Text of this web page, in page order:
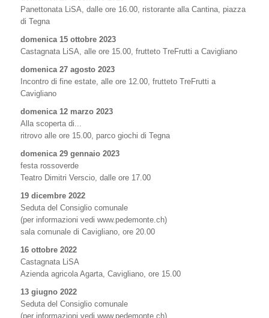
Panettonata LiSA, dalle ore 16.00, ristorante alla Cantina, piazza
di Tegna
domenica 15 ottobre 2023
Castagnata LiSA, alle ore 15.00, frutteto TreFrutti a Cavigliano
domenica 27 agosto 2023
Incontro di fine estate, alle ore 12.00, frutteto TreFrutti a
Cavigliano
domenica 12 marzo 2023
Alla scoperta di...
ritrovo alle ore 15.00, parco giochi di Tegna
domenica 29 gennaio 2023
festa rossoverde
Teatro Dimitri Verscio, dalle ore 17.00
19 dicembre 2022
Seduta del Consiglio comunale
(per informazioni vedi www.pedemonte.ch)
sala comunale di Cavigliano, ore 20.00
16 ottobre 2022
Castagnata LiSA
Azienda agricola Agarta, Cavigliano, ore 15.00
13 giugno 2022
Seduta del Consiglio comunale
(per informazioni vedi www.pedemonte.ch)